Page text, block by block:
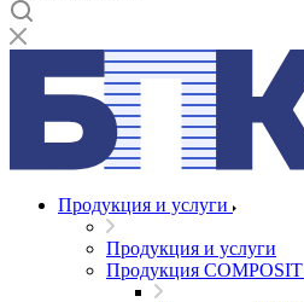
Продукция и услуги
Продукция и услуги
Продукция COMPOSIT